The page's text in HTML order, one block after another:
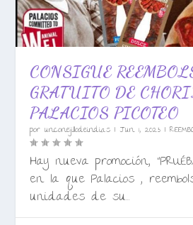
CONSIGUE
GRATUITO DE
PALACIOS PICOTEO
porunconejillodeindias | Jun 1, 2023 |
Hay nueva promoción,
en la que Palacios ,
unidades de su...